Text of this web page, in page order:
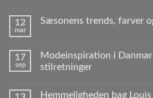
12
mar
Sæsonens trends, farver
17
sep
Modeinspiration i
stilretninger
Hemmeligheden bag